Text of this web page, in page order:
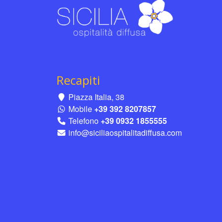
Recapiti
Piazza Italia, 38
Mobile +39 392 8207857
Telefono +39 0932 1855555
info@siciliaospitalitadiffusa.com